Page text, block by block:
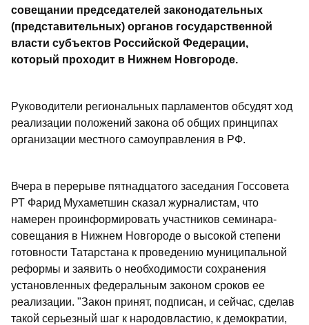
совещании председателей законодательных
(представительных) органов государственной
власти субъектов Российской Федерации,
который проходит в Нижнем Новгороде.
Руководители региональных парламентов обсудят ход
реализации положений закона об общих принципах
организации местного самоуправления в РФ.
Вчера в перерыве пятнадцатого заседания Госсовета
РТ Фарид Мухаметшин сказал журналистам, что
намерен проинформировать участников семинара-
совещания в Нижнем Новгороде о высокой степени
готовности Татарстана к проведению муниципальной
реформы и заявить о необходимости сохранения
установленных федеральным законом сроков ее
реализации. "Закон принят, подписан, и сейчас, сделав
такой серьезный шаг к народовластию, к демократии,